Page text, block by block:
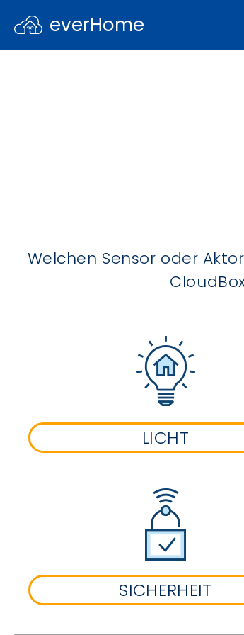
everHome
Welchen Sensor oder
LICHT
SICHERHEIT